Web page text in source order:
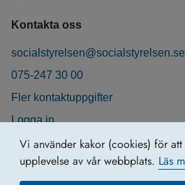
Vi använder kakor (cookies) för
upplevelse av vår webbplats. Läs
Kontakta oss
socialstyrelsen@socialstyrelsen.se
075-247 30 00
Fler kontaktuppgifter
Logga in
Behandling av personuppgifter